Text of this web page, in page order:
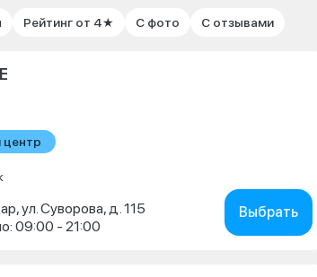
Рейтинг от 4★ С фото С отзывами
центр
ул. Суворова, д. 115
09:00 - 21:00
Выбрать